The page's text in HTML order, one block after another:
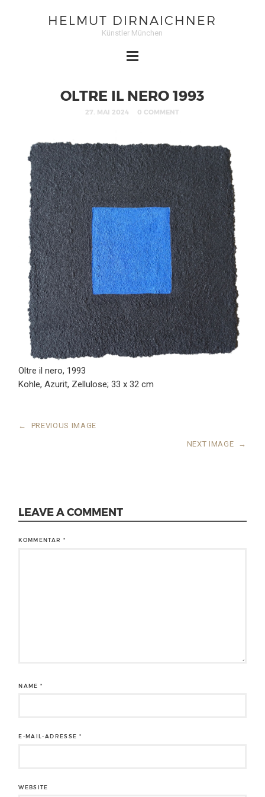
HELMUT DIRNAICHNER
Künstler München
OLTRE IL NERO 1993
27. MAI 2024 0 COMMENT
Oltre il nero, 1993
Kohle, Azurit, Zellulose; 33 x 32 cm
← PREVIOUS IMAGE
NEXT IMAGE →
LEAVE A COMMENT
KOMMENTAR *
NAME*
E-MAIL-ADRESSE *
WEBSITE